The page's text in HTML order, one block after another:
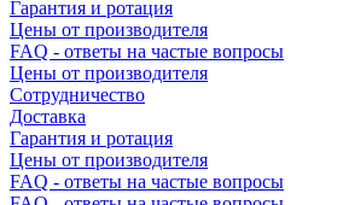
Гарантия и ротация
Цены от производителя
FAQ - ответы на частые вопросы
Цены от производителя
Сотрудничество
Доставка
Гарантия и ротация
Цены от производителя
FAQ - ответы на частые вопросы